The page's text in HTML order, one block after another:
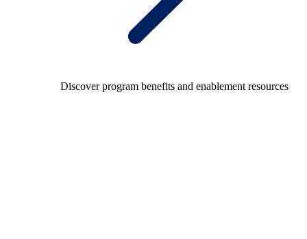
Discover program benefits and enablement resources